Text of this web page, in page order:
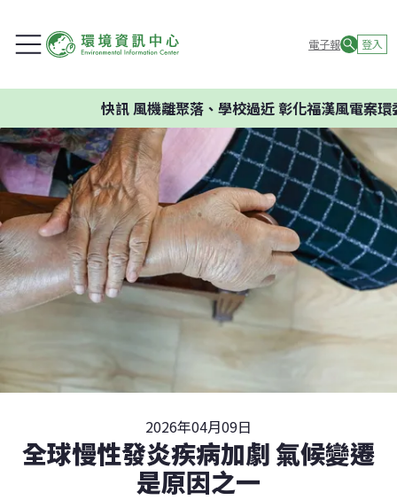
電子報 登入
風機離聚落、學校過近 彰化福漢風電案環委建議
2026年04月09日
全球慢性發炎疾病加劇 氣候變遷
是原因之一